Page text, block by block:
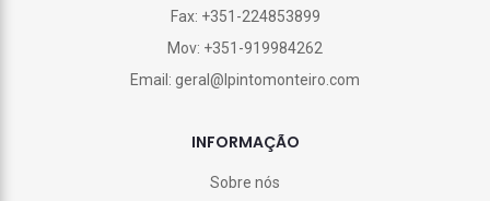
Fax: +351-224853899
Mov: +351-919984262
Email: geral@lpintomonteiro.com
INFORMAÇÃO
Sobre nós